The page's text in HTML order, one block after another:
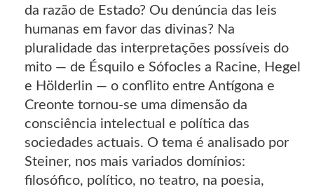
da razão de Estado? Ou denúncia das leis
humanas em favor das divinas? Na
pluralidade das interpretações possíveis do
mito — de Ésquilo e Sófocles a Racine, Hegel
e Hölderlin — o conflito entre Antígona e
Creonte tornou-se uma dimensão da
consciência intelectual e política das
sociedades actuais. O tema é analisado por
Steiner, nos mais variados domínios:
filosófico, político, no teatro, na poesia,